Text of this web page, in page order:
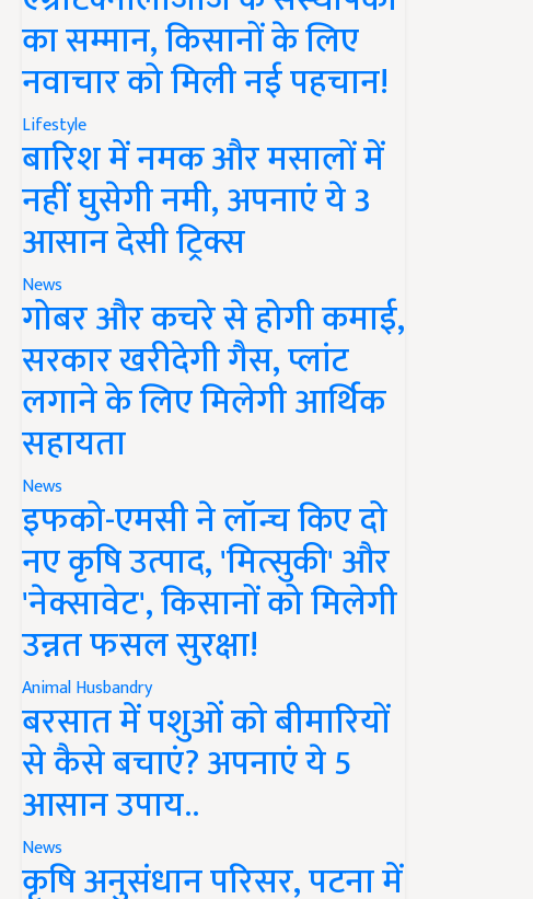
का सम्मान, किसानों के लिए
नवाचार को मिली नई पहचान!
Lifestyle
बारिश में नमक और मसालों में
नहीं घुसेगी नमी, अपनाएं ये 3
आसान देसी ट्रिक्स
News
गोबर और कचरे से होगी कमाई,
सरकार खरीदेगी गैस, प्लांट
लगाने के लिए मिलेगी आर्थिक
सहायता
News
इफको-एमसी ने लॉन्च किए दो
नए कृषि उत्पाद, 'मित्सुकी' और
'नेक्सावेट', किसानों को मिलेगी
उन्नत फसल सुरक्षा!
Animal Husbandry
बरसात में पशुओं को बीमारियों
से कैसे बचाएं? अपनाएं ये 5
आसान उपाय..
News
कृषि अनुसंधान परिसर, पटना में